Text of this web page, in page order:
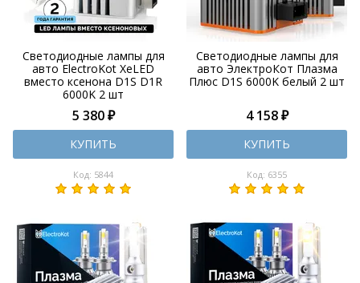
Светодиодные лампы для
авто ElectroKot XeLED
вместо ксенона D1S D1R
6000K 2 шт
5 380 ₽
КУПИТЬ
Код: 5844
Светодиодные лампы для
авто ЭлектроКот Плазма
Плюс D1S 6000K белый 2 шт
4 158 ₽
КУПИТЬ
Код: 6355